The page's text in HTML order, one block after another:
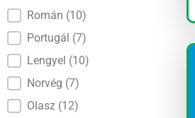
Román (10)
Portugál (7)
Lengyel (10)
Norvég (7)
Olasz (12)